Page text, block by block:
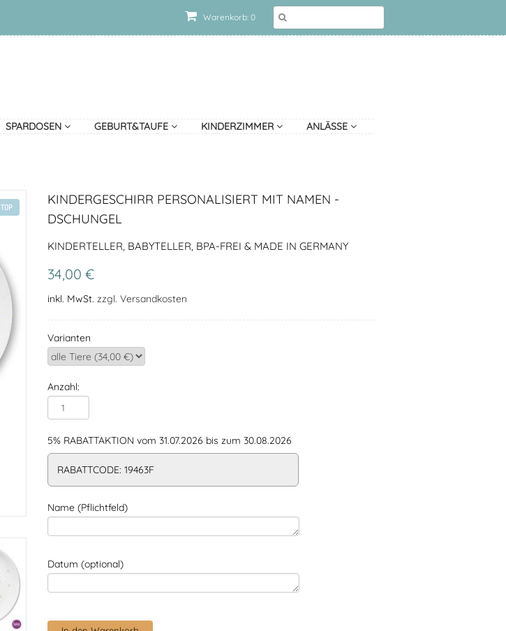
Warenkorb: 0
SPARDOSEN GEBURT&TAUFE KINDERZIMMER ANLÄSSE
TOP
KINDERGESCHIRR PERSONALISIERT MIT NAMEN -
DSCHUNGEL
KINDERTELLER, BABYTELLER, BPA-FREI & MADE IN GERMANY
34,00 €
inkl. MwSt. zzgl. Versandkosten
Varianten
Anzahl:
5% RABATTAKTION vom 31.07.2026 bis zum 30.08.2026
RABATTCODE: 19463F
Name (Pflichtfeld)
Datum (optional)